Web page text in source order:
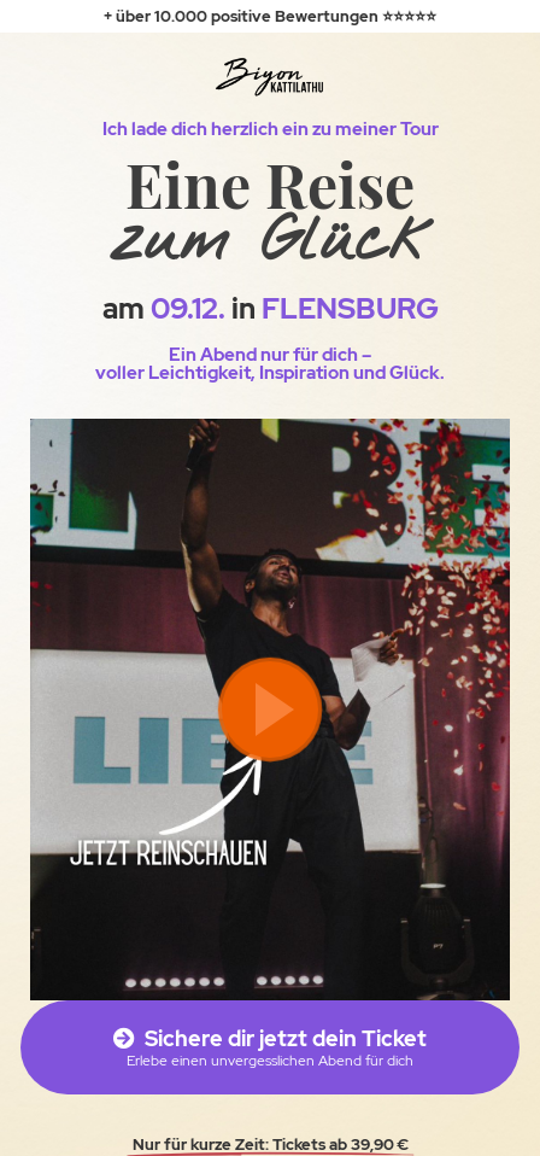
+ über 10.000positiveBewertungen ⭐⭐⭐⭐⭐
Ich lade dich herzlich ein zu meiner Tour
Eine Reise
zum Glück
am09.12. in FLENSBURG
Ein Abend nur für dich –
voller Leichtigkeit, Inspiration und Glück.
Sichere dir jetzt dein Ticket
Erlebe einen unvergesslichen Abend für dich
Nur für kurze Zeit: Tickets ab 39,90 €